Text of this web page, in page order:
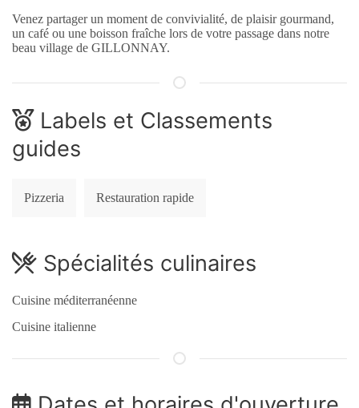
n
u
Venez partager un moment de convivialité, de plaisir gourmand,
un café ou une boisson fraîche lors de votre passage dans notre
beau village de GILLONNAY.
Labels et Classements
guides
Pizzeria Restauration rapide
Spécialités culinaires
Cuisine méditerranéenne
Cuisine italienne